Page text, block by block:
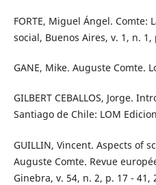
FORTE, Miguel Ángel.
social, Buenos Aires, v. 1, n. 1,
GANE, Mike. Auguste Comte.
GILBERT CEBALLOS, Jorge.
Santiago de Chile: LOM
GUILLIN, Vincent. Aspects of
Auguste Comte. Revue
Ginebra, v. 54, n. 2, p. 17 - 41,